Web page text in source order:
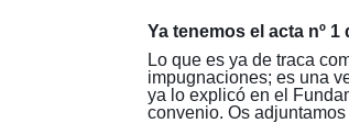
Ya tenemos el acta nº
Lo que es ya de traca
impugnaciones; es una
ya lo explicó en el
convenio. Os